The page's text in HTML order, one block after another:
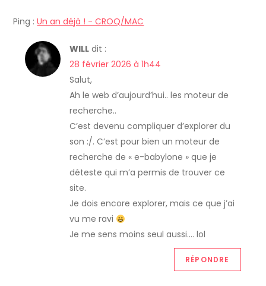
i
c
l
Ping :Un an déjà ! - CROQ/MAC
WILL dit :
28 février 2026 à 1h44
Salut,
Ah le web d’aujourd’hui.. les moteur de
recherche..
C’est devenu compliquer d’explorer du
son :/. C’est pour bien un moteur de
recherche de « e-babylone » que je
déteste qui m’a permis de trouver ce
site.
Je dois encore explorer, mais ce que j’ai
vu me ravi
Je me sens moins seul aussi…. lol
RÉPONDRE